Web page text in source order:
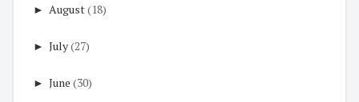
► August(18)
► July(27)
► June (30)